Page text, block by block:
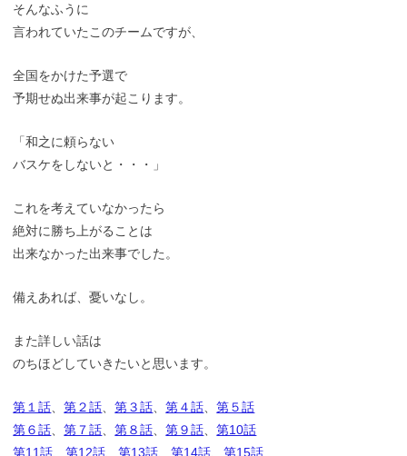
そんなふうに
言われていたこのチームですが、
全国をかけた予選で
予期せぬ出来事が起こります。
「和之に頼らない
バスケをしないと・・・」
これを考えていなかったら
絶対に勝ち上がることは
出来なかった出来事でした。
備えあれば、憂いなし。
また詳しい話は
のちほどしていきたいと思います。
第１話 、第２話 、第３話 、第４話 、第５話
第６話 、第７話 、第８話 、第９話 、第10話
第11話 、第12話 、第13話 、第14話 、第15話